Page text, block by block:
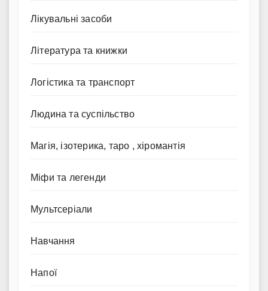
Лікувальні засоби
Література та книжки
Логістика та транспорт
Людина та суспільство
Магія, ізотерика, таро , хіромантія
Міфи та легенди
Мультсеріали
Навчання
Напої